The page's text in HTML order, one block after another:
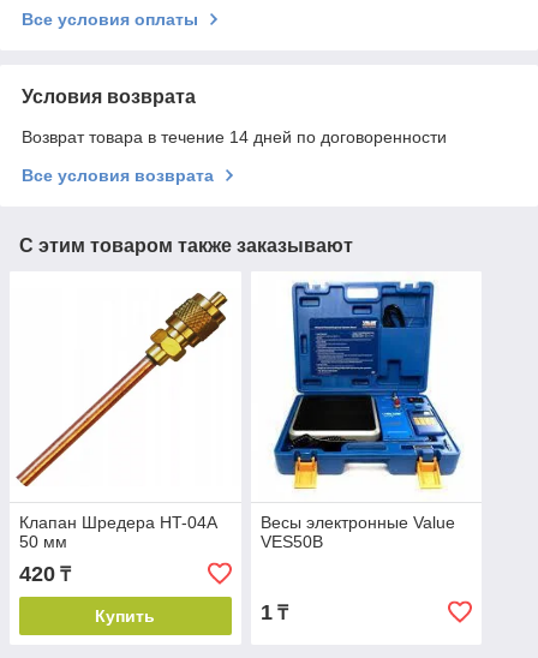
Все условия оплаты
Условия возврата
Возврат товара в течение 14 дней по договоренности
Все условия возврата
С этим товаром также заказывают
Клапан Шредера HT-04A
50 мм
420 ₸
Купить
Весы электронные Value
VES50B
1₸